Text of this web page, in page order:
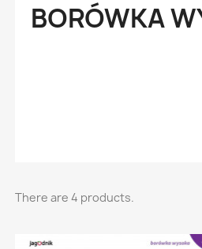
BORÓWKA
There are 4 products.